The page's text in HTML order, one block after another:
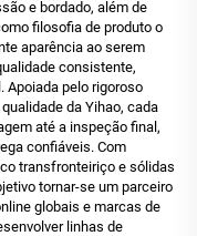
e bordado, além de
filosofia de produto o
aparência ao serem
consistente,
Apoiada pelo rigoroso
da Yihao, cada
até a inspeção final,
confiáveis. Com
transfronteiriço e sólidas
tornar-se um parceiro
globais e marcas de
linhas de